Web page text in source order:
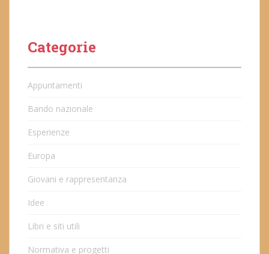
Categorie
Appuntamenti
Bando nazionale
Esperienze
Europa
Giovani e rappresentanza
Idee
Libri e siti utili
Normativa e progetti